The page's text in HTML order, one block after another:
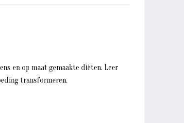
en op maat gemaakte diëten. Leer
transformeren.